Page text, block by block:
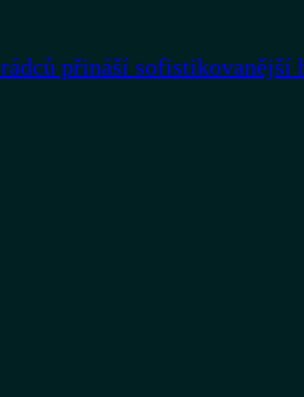
přináší sofistikovanější